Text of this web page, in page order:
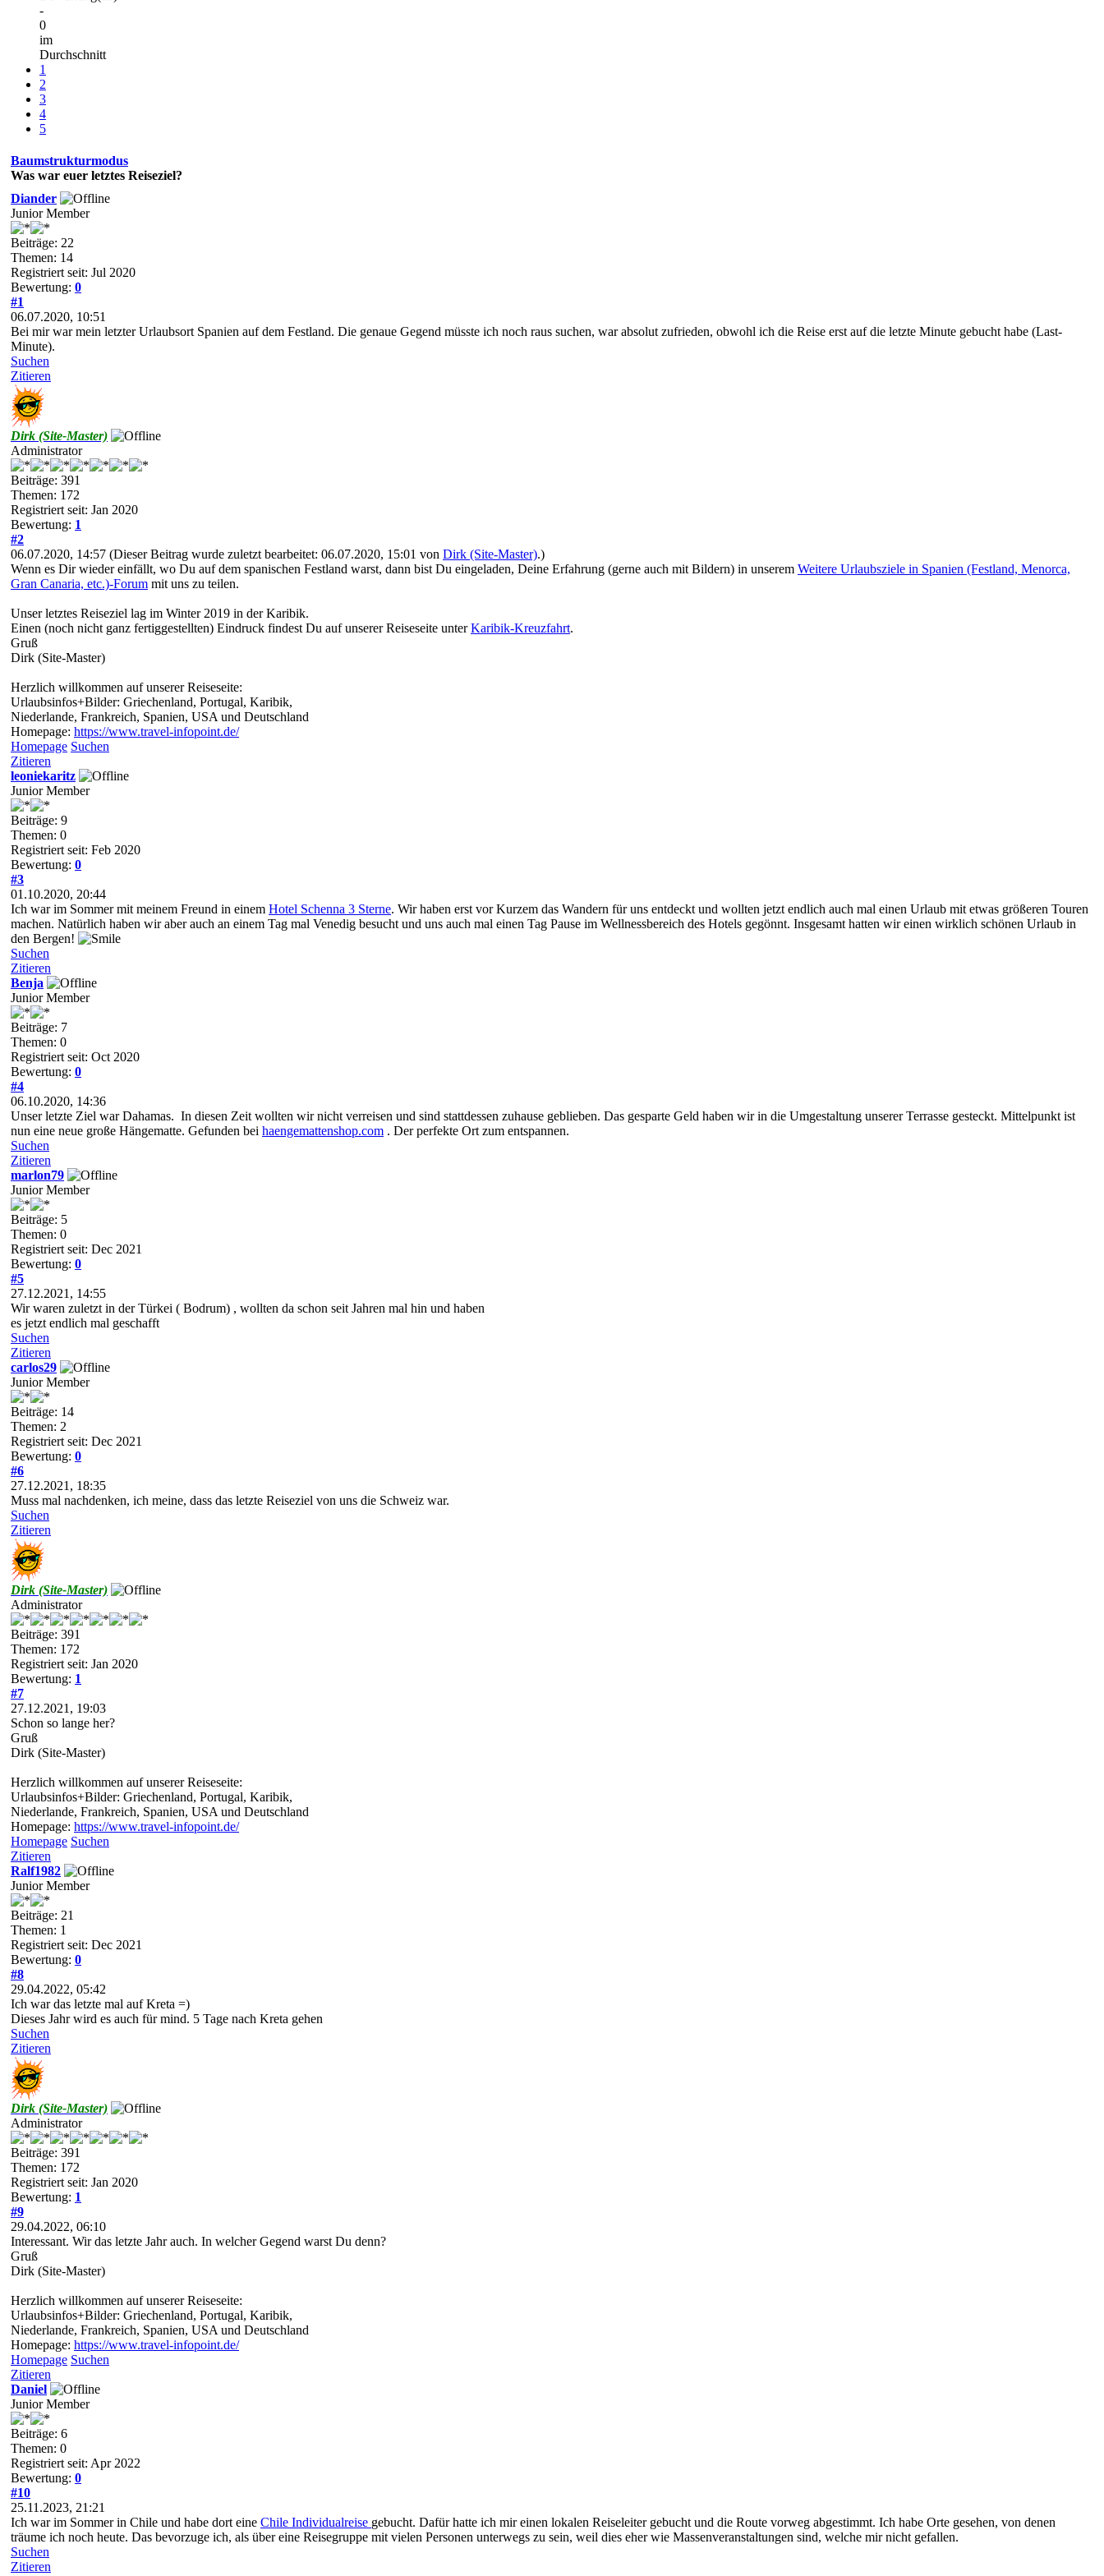
-
0
im
Durchschnitt
1
2
3
4
5
Baumstrukturmodus
Was war euer letztes Reiseziel?
Diander
Junior Member
Beiträge: 22
Themen: 14
Registriert seit: Jul 2020
Bewertung: 0
#1
06.07.2020, 10:51
Bei mir war mein letzter Urlaubsort Spanien auf dem Festland. Die genaue Gegend müsste ich noch raus suchen, war absolut zufrieden, obwohl ich die Reise erst auf die letzte Minute gebucht habe (Last-
Minute).
Suchen
Zitieren
Dirk (Site-Master)
Administrator
Beiträge: 391
Themen: 172
Registriert seit: Jan 2020
Bewertung: 1
#2
06.07.2020, 14:57 (Dieser Beitrag wurde zuletzt bearbeitet: 06.07.2020, 15:01 von Dirk (Site-Master).)
Wenn es Dir wieder einfällt, wo Du auf dem spanischen Festland warst, dann bist Du eingeladen, Deine Erfahrung (gerne auch mit Bildern) in unserem Weitere Urlaubsziele in Spanien (Festland, Menorca,
Gran Canaria, etc.)-Forum mit uns zu teilen.
Unser letztes Reiseziel lag im Winter 2019 in der Karibik.
Einen (noch nicht ganz fertiggestellten) Eindruck findest Du auf unserer Reiseseite unterKaribik-Kreuzfahrt.
Gruß
Dirk (Site-Master)
Herzlich willkommen auf unserer Reiseseite:
Urlaubsinfos+Bilder: Griechenland, Portugal, Karibik,
Niederlande, Frankreich, Spanien, USA und Deutschland
Homepage: https://www.travel-infopoint.de/
Homepage Suchen
Zitieren
leoniekaritz
Junior Member
Beiträge: 9
Themen: 0
Registriert seit: Feb 2020
Bewertung: 0
#3
01.10.2020, 20:44
Ich war im Sommer mit meinem Freund in einem Hotel Schenna 3 Sterne. Wir haben erst vor Kurzem das Wandern für uns entdeckt und wollten jetzt endlich auch mal einen Urlaub mit etwas größeren Touren
machen. Natürlich haben wir aber auch an einem Tag mal Venedig besucht und uns auch mal einen Tag Pause im Wellnessbereich des Hotels gegönnt. Insgesamt hatten wir einen wirklich schönen Urlaub in
den Bergen!
Suchen
Zitieren
Benja
Junior Member
Beiträge: 7
Themen: 0
Registriert seit: Oct 2020
Bewertung: 0
#4
06.10.2020, 14:36
Unser letzte Ziel war Dahamas. In diesen Zeit wollten wir nicht verreisen und sind stattdessen zuhause geblieben. Das gesparte Geld haben wir in die Umgestaltung unserer Terrasse gesteckt. Mittelpunkt ist
nun eine neue große Hängematte. Gefunden bei haengemattenshop.com . Der perfekte Ort zum entspannen.
Suchen
Zitieren
marlon79
Junior Member
Beiträge: 5
Themen: 0
Registriert seit: Dec 2021
Bewertung: 0
#5
27.12.2021, 14:55
Wir waren zuletzt in der Türkei ( Bodrum) , wollten da schon seit Jahren mal hin und haben
es jetzt endlich mal geschafft
Suchen
Zitieren
carlos29
Junior Member
Beiträge: 14
Themen: 2
Registriert seit: Dec 2021
Bewertung: 0
#6
27.12.2021, 18:35
Muss mal nachdenken, ich meine, dass das letzte Reiseziel von uns die Schweiz war.
Suchen
Zitieren
Dirk (Site-Master)
Administrator
Beiträge: 391
Themen: 172
Registriert seit: Jan 2020
Bewertung: 1
#7
27.12.2021, 19:03
Schon so lange her?
Gruß
Dirk (Site-Master)
Herzlich willkommen auf unserer Reiseseite:
Urlaubsinfos+Bilder: Griechenland, Portugal, Karibik,
Niederlande, Frankreich, Spanien, USA und Deutschland
Homepage: https://www.travel-infopoint.de/
Homepage Suchen
Zitieren
Ralf1982
Junior Member
Beiträge: 21
Themen: 1
Registriert seit: Dec 2021
Bewertung: 0
#8
29.04.2022, 05:42
Ich war das letzte mal auf Kreta =)
Dieses Jahr wird es auch für mind. 5 Tage nach Kreta gehen
Suchen
Zitieren
Dirk (Site-Master)
Administrator
Beiträge: 391
Themen: 172
Registriert seit: Jan 2020
Bewertung: 1
#9
29.04.2022, 06:10
Interessant. Wir das letzte Jahr auch. In welcher Gegend warst Du denn?
Gruß
Dirk (Site-Master)
Herzlich willkommen auf unserer Reiseseite:
Urlaubsinfos+Bilder: Griechenland, Portugal, Karibik,
Niederlande, Frankreich, Spanien, USA und Deutschland
Homepage: https://www.travel-infopoint.de/
Homepage Suchen
Zitieren
Daniel
Junior Member
Beiträge: 6
Themen: 0
Registriert seit: Apr 2022
Bewertung: 0
#10
25.11.2023, 21:21
Ich war im Sommer in Chile und habe dort eine Chile Individualreise gebucht. Dafür hatte ich mir einen lokalen Reiseleiter gebucht und die Route vorweg abgestimmt. Ich habe Orte gesehen, von denen
träume ich noch heute. Das bevorzuge ich, als über eine Reisegruppe mit vielen Personen unterwegs zu sein, weil dies eher wie Massenveranstaltungen sind, welche mir nicht gefallen.
Suchen
Zitieren